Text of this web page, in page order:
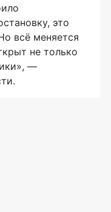
это
всё меняется
не только
—